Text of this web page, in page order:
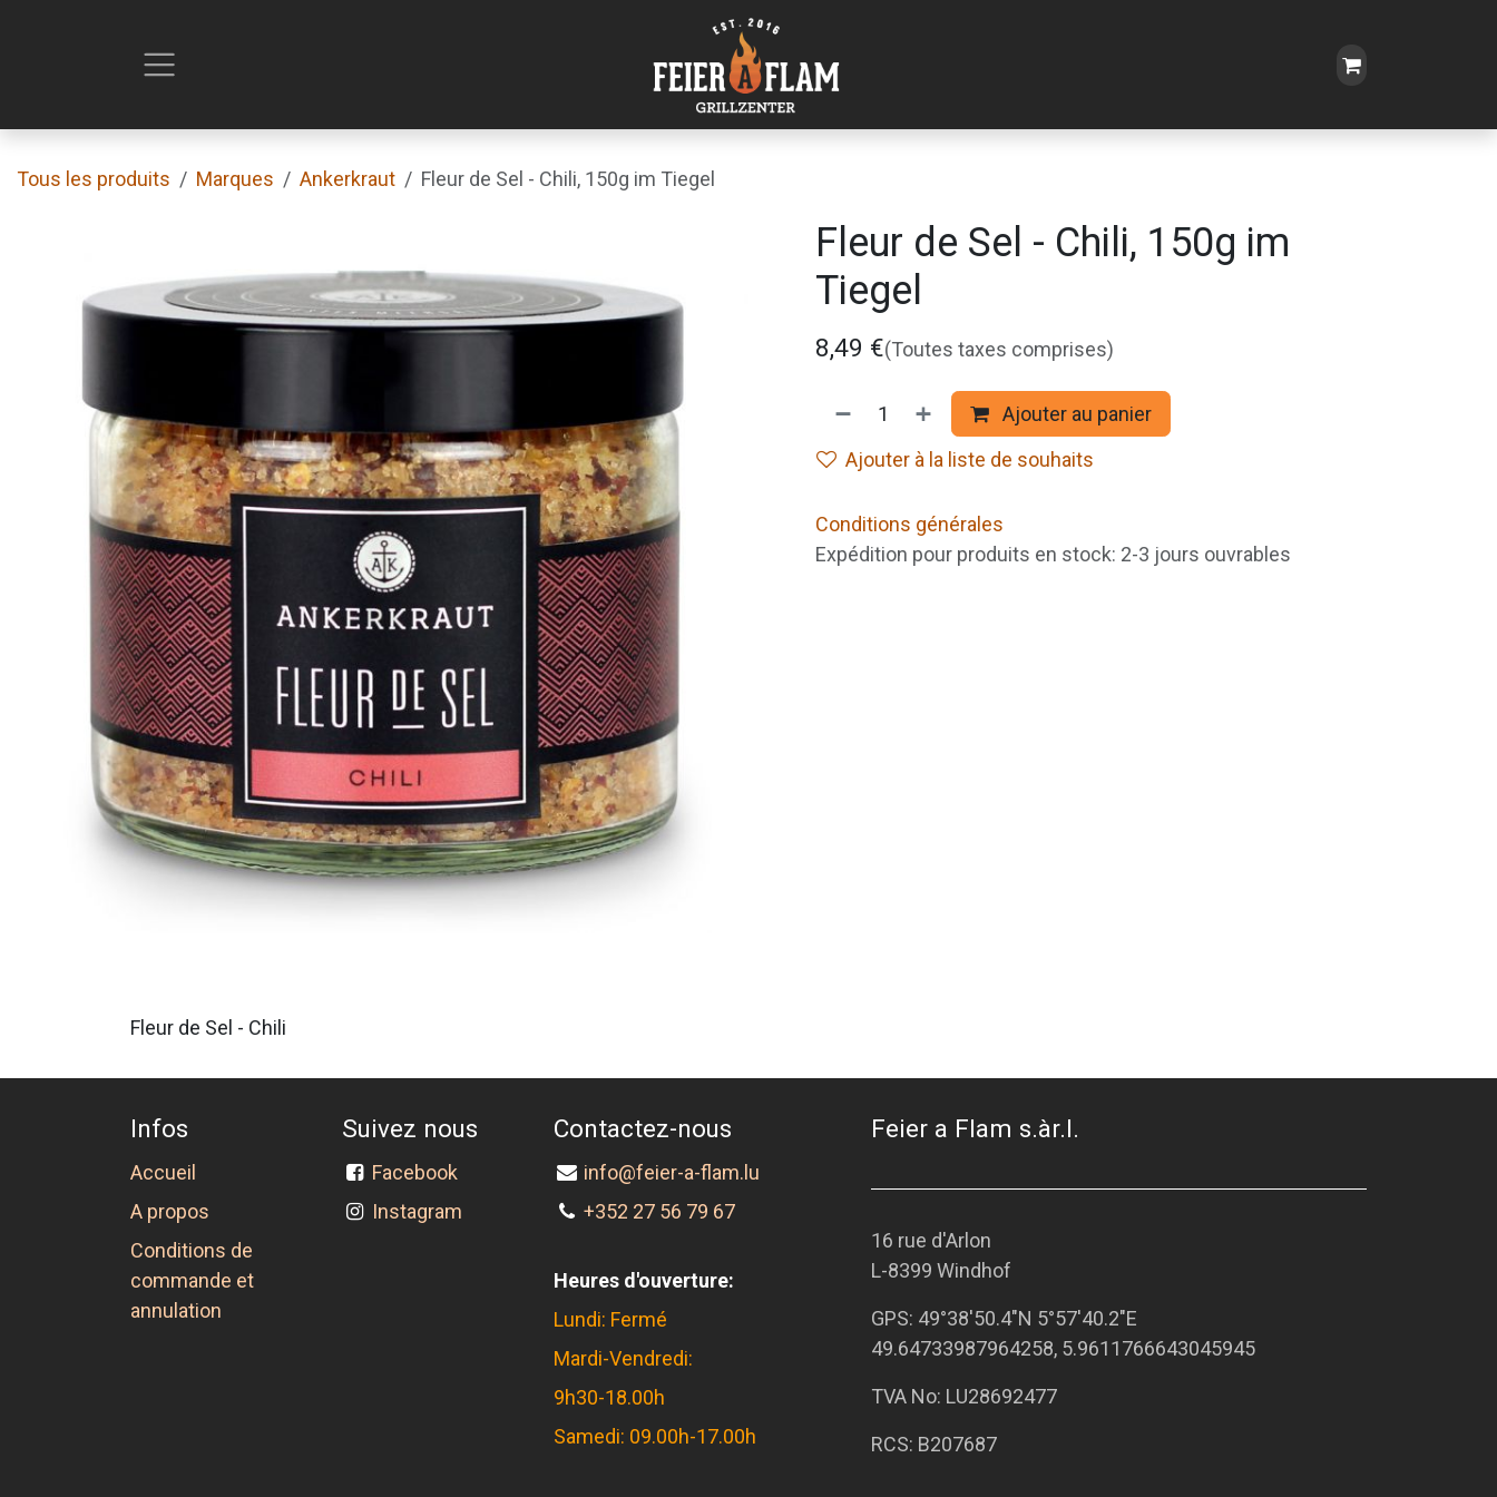
Tous les produits Marques Ankerkraut Fleur de Sel - Chili, 150g im Tiegel
Fleur de Sel - Chili, 150g im
Tiegel
8,49 €(Toutes taxes comprises)
Ajouter au panier
Ajouter à la liste de souhaits
Conditions générales
Expédition pour produits en stock: 2-3 jours ouvrables
Fleur de Sel - Chili
Infos
Accueil
A propos
Conditions de
commande et
annulation
Suivez nous
Facebook
Instagram
Contactez-nous
info@feier-a-flam.lu
+352 27 56 79 67
Heures d'ouverture:
Lundi: Fermé
Mardi-Vendredi:
9h30-18.00h
Samedi: 09.00h-17.00h
Feier a Flam s.àr.l.
16 rue d'Arlon
L-8399 Windhof
GPS: 49°38'50.4"N 5°57'40.2"E
49.64733987964258, 5.9611766643045945
TVA No: LU28692477
RCS: B207687